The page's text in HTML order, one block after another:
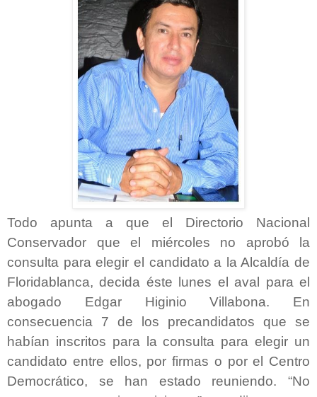
Todo apunta a que el Directorio Nacional
Conservador que el miércoles no aprobó la
consulta para elegir el candidato a la Alcaldía de
Floridablanca, decida éste lunes el aval para el
abogado Edgar Higinio Villabona. En
consecuencia 7 de los precandidatos que se
habían inscritos para la consulta para elegir un
candidato entre ellos, por firmas o por el Centro
Democrático, se han estado reuniendo. “No